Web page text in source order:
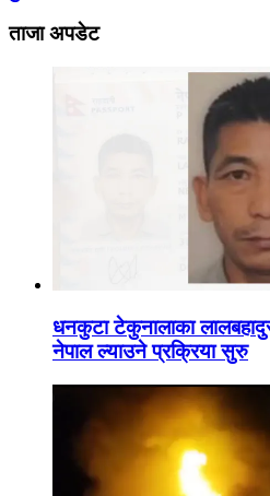
ताजा अपडेट
धनकुटा टेकुनालाका
नेपाल ल्याउने प्रक्रिया सुरु